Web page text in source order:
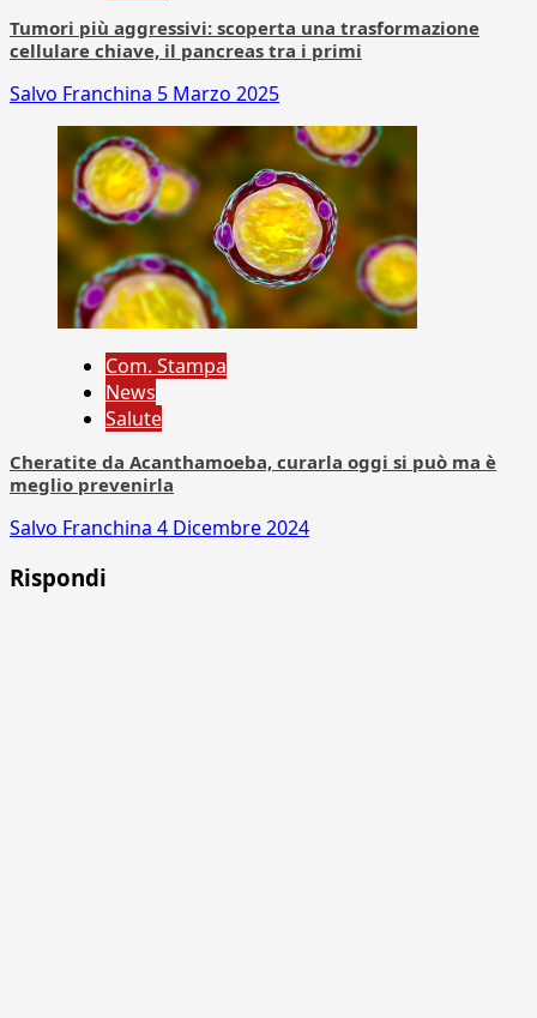
Tumori più aggressivi: scoperta una trasformazione
cellulare chiave, il pancreas tra i primi
Salvo Franchina 5 Marzo 2025
Com. Stampa
News
Salute
Cheratite da Acanthamoeba, curarla oggi si può ma è
meglio prevenirla
Salvo Franchina 4 Dicembre 2024
Rispondi